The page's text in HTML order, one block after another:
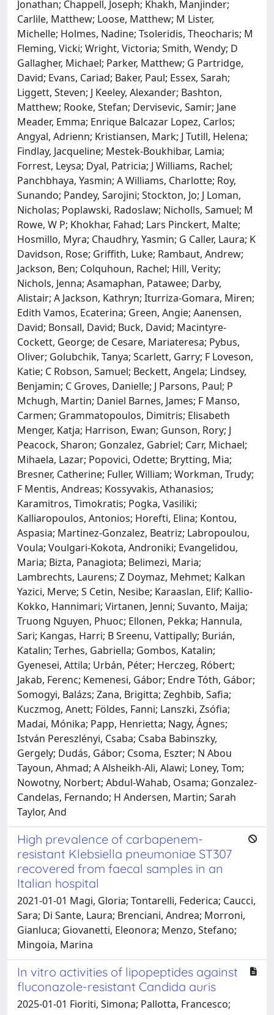
High prevalence of carbapenem-
resistant Klebsiella pneumoniae ST307
recovered from faecal samples in an
Italian hospital
2021-01-01 Magi, Gloria; Tontarelli, Federica; Caucci,
Sara; Di Sante, Laura; Brenciani, Andrea; Morroni,
Gianluca; Giovanetti, Eleonora; Menzo, Stefano;
Mingoia, Marina
In vitro activities of lipopeptides against
fluconazole-resistant Candida auris
2025-01-01 Fioriti, Simona; Pallotta, Francesco;